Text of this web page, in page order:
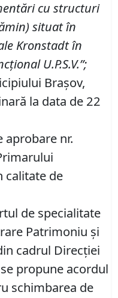
cu structuri
situat în
Kronstadt în
U.P.S.V.”;
Brașov,
la data de 22
aprobare nr.
calitate de
de specialitate
Patrimoniu şi
cadrul Direcției
propune acordul
schimbarea de